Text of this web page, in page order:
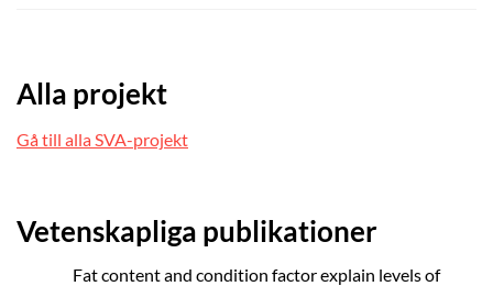
Alla projekt
Gå till alla SVA-projekt
Vetenskapliga publikationer
Fat content and condition factor explain levels of